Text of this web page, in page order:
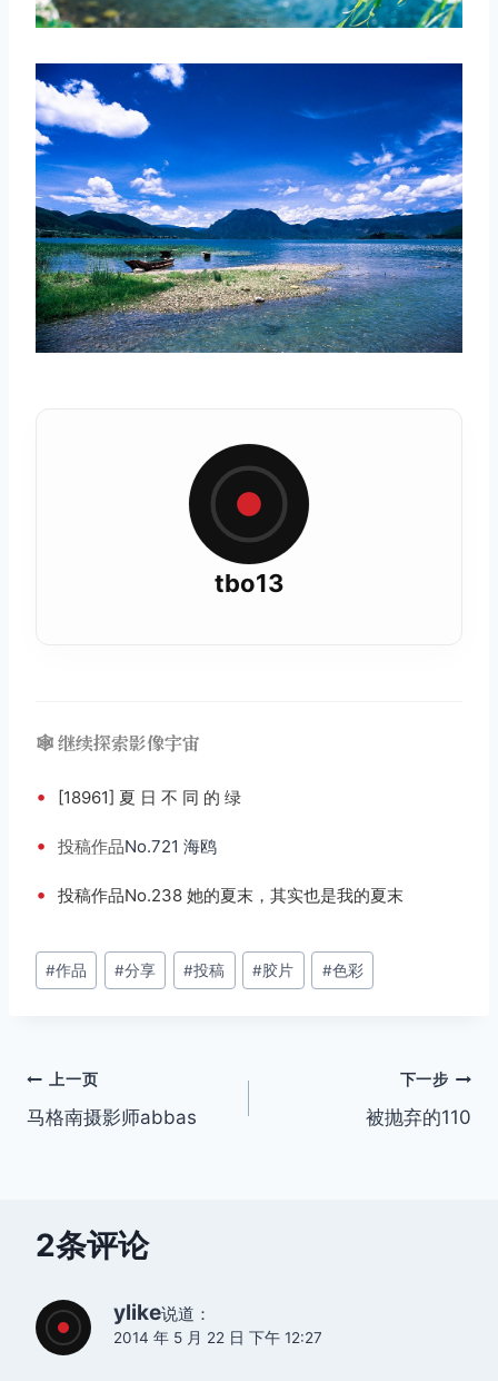
tbo13
🕸️ 继续探索影像宇宙
• [18961] 夏 日 不 同 的 绿
• 投稿作品No.721 海鸥
• 投稿作品No.238 她的夏末，其实也是我的夏末
文
章
#作品 #分享 #投稿 #胶片 #色彩
文
章
航
上一页
马格南摄影师abbas
下一步
被抛弃的110
2条评论
ylike说道：
2014 年 5 月 22 日 下午 12:27